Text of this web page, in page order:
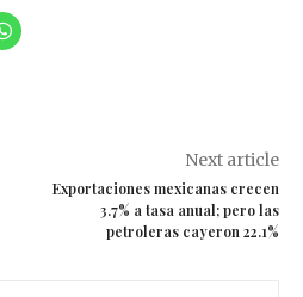
Next article
Exportaciones mexicanas crecen
3.7% a tasa anual; pero las
petroleras cayeron 22.1%